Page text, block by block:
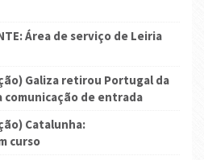
Área de serviço de Leiria
Galiza retirou Portugal da
comunicação de entrada
Catalunha:
curso